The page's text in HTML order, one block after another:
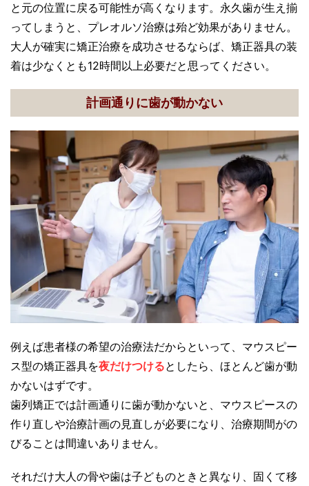
と元の位置に戻る可能性が高くなります。永久歯が生え揃
ってしまうと、プレオルソ治療は殆ど効果がありません。
大人が確実に矯正治療を成功させるならば、矯正器具の装
着は少なくとも12時間以上必要だと思ってください。
計画通りに歯が動かない
例えば患者様の希望の治療法だからといって、マウスピー
ス型の矯正器具を夜だけつけるとしたら、ほとんど歯が動
かないはずです。
歯列矯正では計画通りに歯が動かないと、マウスピースの
作り直しや治療計画の見直しが必要になり、治療期間がの
びることは間違いありません。
それだけ大人の骨や歯は子どものときと異なり、固くて移